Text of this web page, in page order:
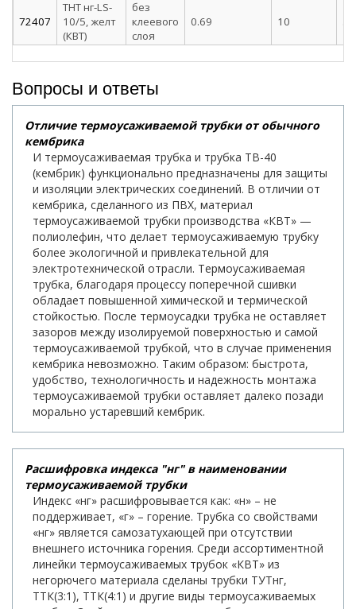
72407
ТНТ нг-LS-
10/5, желт
(КВТ)
без
клеевого
слоя
0.69 10
Вопросы и ответы
Отличие термоусаживаемой трубки от обычного
кембрика
И термоусаживаемая трубка и трубка ТВ-40
(кембрик) функционально предназначены для защиты
и изоляции электрических соединений. В отличии от
кембрика, сделанного из ПВХ, материал
термоусаживаемой трубки производства «КВТ» —
полиолефин, что делает термоусаживаемую трубку
более экологичной и привлекательной для
электротехнической отрасли. Термоусаживаемая
трубка, благодаря процессу поперечной сшивки
обладает повышенной химической и термической
стойкостью. После термоусадки трубка не оставляет
зазоров между изолируемой поверхностью и самой
термоусаживаемой трубкой, что в случае применения
кембрика невозможно. Таким образом: быстрота,
удобство, технологичность и надежность монтажа
термоусаживаемой трубки оставляет далеко позади
морально устаревший кембрик.
Расшифровка индекса "нг" в наименовании
термоусаживаемой трубки
Индекс «нг» расшифровывается как: «н» – не
поддерживает, «г» – горение. Трубка со свойствами
«нг» является самозатухающей при отсутствии
внешнего источника горения. Среди ассортиментной
линейки термоусаживаемых трубок «КВТ» из
негорючего материала сделаны трубки ТУТнг,
ТТК(3:1), ТТК(4:1) и другие виды термоусаживаемых